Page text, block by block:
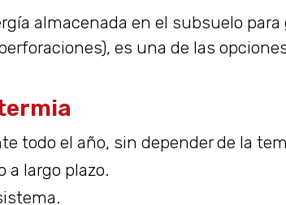
almacenada en el subsuelo
es una de las
todo el año, sin depender de la
a largo plazo.